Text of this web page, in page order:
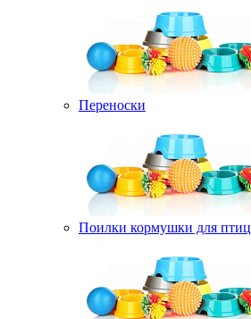
Переноски
Поилки кормушки для птиц